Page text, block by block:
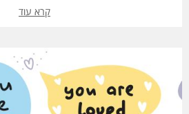
קרא עוד